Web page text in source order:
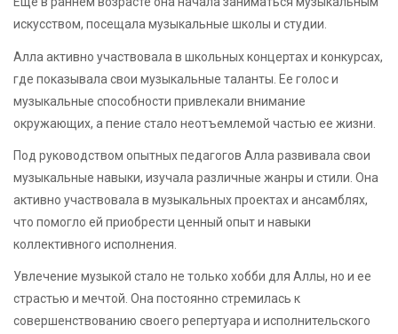
искусством, посещала музыкальные школы и студии.
Алла активно участвовала в школьных концертах и конкурсах,
где показывала свои музыкальные таланты. Ее голос и
музыкальные способности привлекали внимание
окружающих, а пение стало неотъемлемой частью ее жизни.
Под руководством опытных педагогов Алла развивала свои
музыкальные навыки, изучала различные жанры и стили. Она
активно участвовала в музыкальных проектах и ансамблях,
что помогло ей приобрести ценный опыт и навыки
коллективного исполнения.
Увлечение музыкой стало не только хобби для Аллы, но и ее
страстью и мечтой. Она постоянно стремилась к
совершенствованию своего репертуара и исполнительского